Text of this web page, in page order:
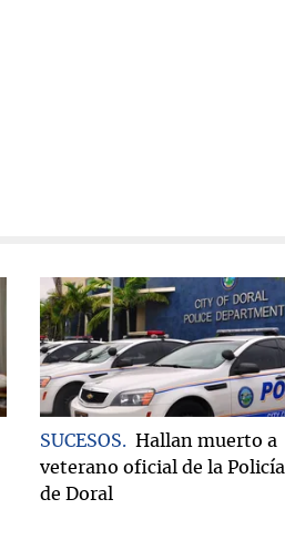
SUCESOS
Hallan muerto a
veterano oficial de la Policía
de Doral